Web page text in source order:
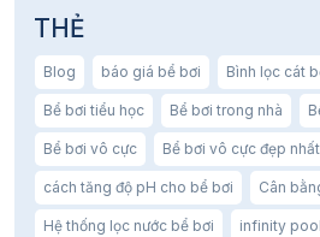
THẺ
Blog báo giá bể bơi Bình lọc cát
Bể bơi tiểu học Bể bơi trong nhà
Bể bơi vô cực Bể bơi vô cực đẹp
cách tăng độ pH cho bể bơi Cân
Hệ thống lọc nước bể bơi infinity pool